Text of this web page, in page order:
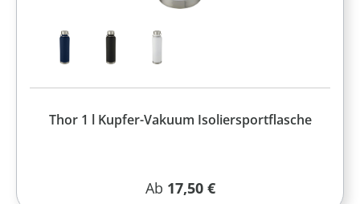
Thor 1 l Kupfer-Vakuum Isoliersportflasche
Regulärer Preis:
Ab 17,50 €